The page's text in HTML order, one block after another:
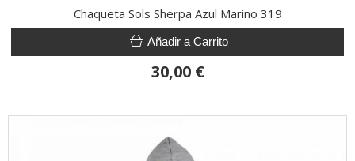
Chaqueta Sols Sherpa Azul Marino 319
Añadir a Carrito
30,00 €